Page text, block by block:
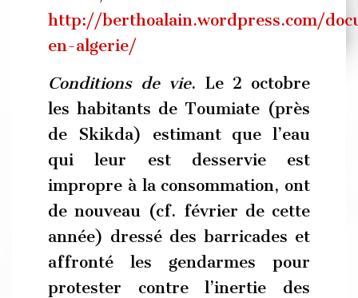
http://berthoalain.wordpress.com/
en-algerie/
Conditions de vie. Le 2 octobre
les habitants de Toumiate (près
de Skikda) estimant que l’eau
qui leur est desservie est
impropre à la consommation, ont
de nouveau (cf. février de cette
année) dressé des barricades et
affronté les gendarmes pour
protester contre l’inertie des